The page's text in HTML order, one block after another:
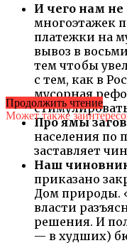
И чего нам не
многоэтажек
платежки на
вывоз в
тем чтобы
с тем, как в
мусорная
Про ямы
населения по
заставляет
Наш
приказано
Дом природы.
власти
решения. И
— в худших)
Продолжить чтение
Может также